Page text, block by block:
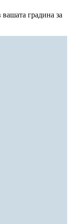
градина за